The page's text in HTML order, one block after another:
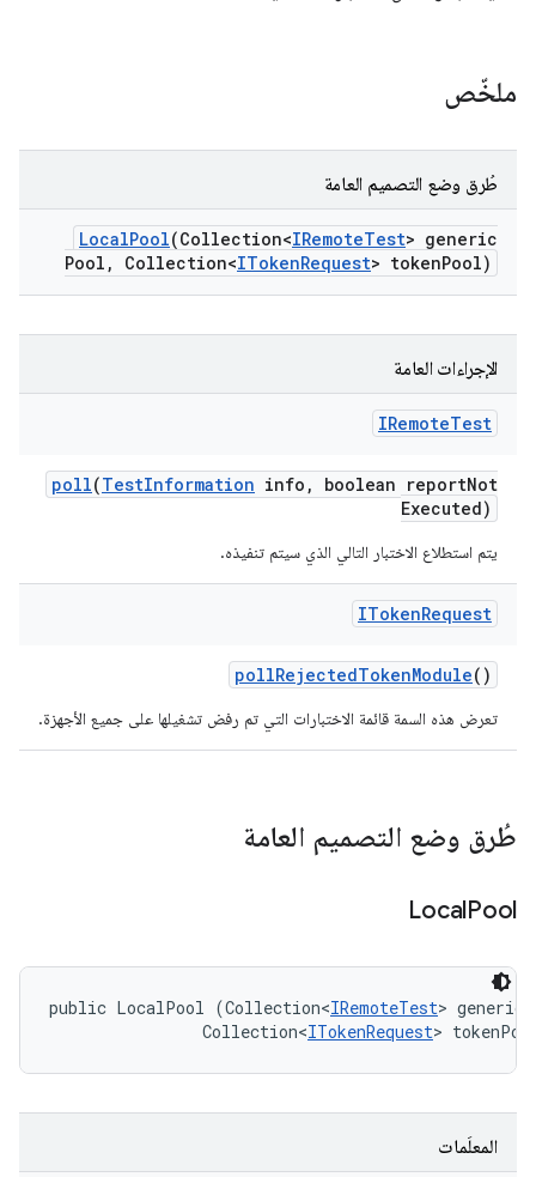
ملخّص
طُرق وضع التصميم العامة
LocalPool(Collection<IRemoteTest> generic
Pool , Collection<ITokenRequest> tokenPool)
الإجراءات العامة
IRemoteTest
poll(TestInformation info , boolean reportNot
Executed)
يتم استطلاع الاختبار التالي الذي سيتم تنفيذه.
ITokenRequest
pollRejectedTokenModule()
تعرض هذه السمة قائمة الاختبارات التي تم رفض تشغيلها على جميع الأجهزة.
طُرق وضع التصميم العامة
LocalPool
public LocalPool (Collection<IRemoteTest>
                Collection<
ITokenRequest>
المعلَمات